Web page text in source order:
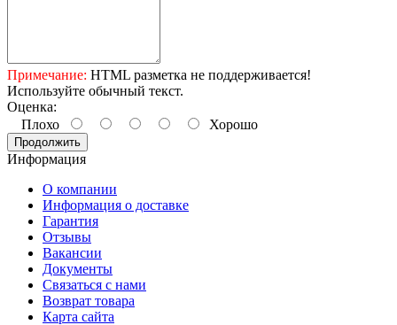
Примечание: HTML разметка не поддерживается!
Используйте обычный текст.
Оценка:
Плохо
Хорошо
Продолжить
Информация
О компании
Информация о доставке
Гарантия
Отзывы
Вакансии
Документы
Связаться с нами
Возврат товара
Карта сайта